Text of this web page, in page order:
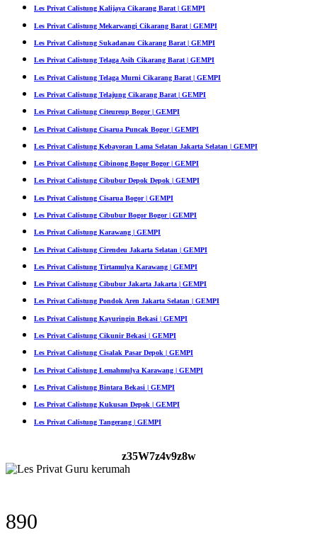
Les Privat Calistung Kalijaya Cikarang Barat | GEMPI
Les Privat Calistung Mekarwangi Cikarang Barat | GEMPI
Les Privat Calistung Sukadanau Cikarang Barat | GEMPI
Les Privat Calistung Telaga Asih Cikarang Barat | GEMPI
Les Privat Calistung Telaga Murni Cikarang Barat | GEMPI
Les Privat Calistung Telajung Cikarang Barat | GEMPI
Les Privat Calistung Citeureup Bogor | GEMPI
Les Privat Calistung Cisarua Puncak Bogor | GEMPI
Les Privat Calistung Kebayoran Lama Selatan Jakarta Selatan | GEMPI
Les Privat Calistung Cibinong Bogor Bogor | GEMPI
Les Privat Calistung Cibubur Depok Depok | GEMPI
Les Privat Calistung Cisarua Bogor | GEMPI
Les Privat Calistung Cibubur Bogor Bogor | GEMPI
Les Privat Calistung Karawang | GEMPI
Les Privat Calistung Cirendeu Jakarta Selatan | GEMPI
Les Privat Calistung Tirtamulya Karawang | GEMPI
Les Privat Calistung Cibubur Jakarta Jakarta | GEMPI
Les Privat Calistung Pondok Aren Jakarta Selatan | GEMPI
Les Privat Calistung Kayuringin Bekasi | GEMPI
Les Privat Calistung Cikunir Bekasi | GEMPI
Les Privat Calistung Cisalak Pasar Depok | GEMPI
Les Privat Calistung Lemahmulya Karawang | GEMPI
Les Privat Calistung Bintara Bekasi | GEMPI
Les Privat Calistung Kukusan Depok | GEMPI
Les Privat Calistung Tangerang | GEMPI
z35W7z4v9z8w
890